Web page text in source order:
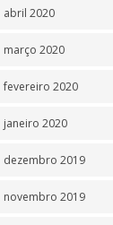
abril 2020
março 2020
fevereiro 2020
janeiro 2020
dezembro 2019
novembro 2019